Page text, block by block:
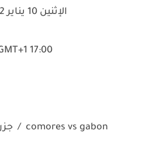
الإثنين 10 يناير 2022
17:00 GMT+1
comores vs gabon / جزرالقمر - جامبيا